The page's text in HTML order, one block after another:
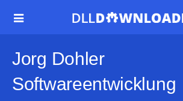

Jorg Dohler
Softwareentwicklung